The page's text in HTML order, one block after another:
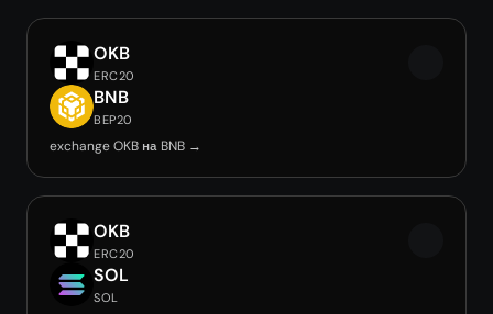
OKB
ERC20
BNB
BEP20
exchange OKB на BNB →
OKB
ERC20
SOL
SOL